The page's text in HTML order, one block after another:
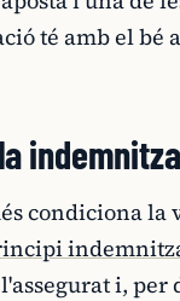
té amb el bé
condiciona
i, per